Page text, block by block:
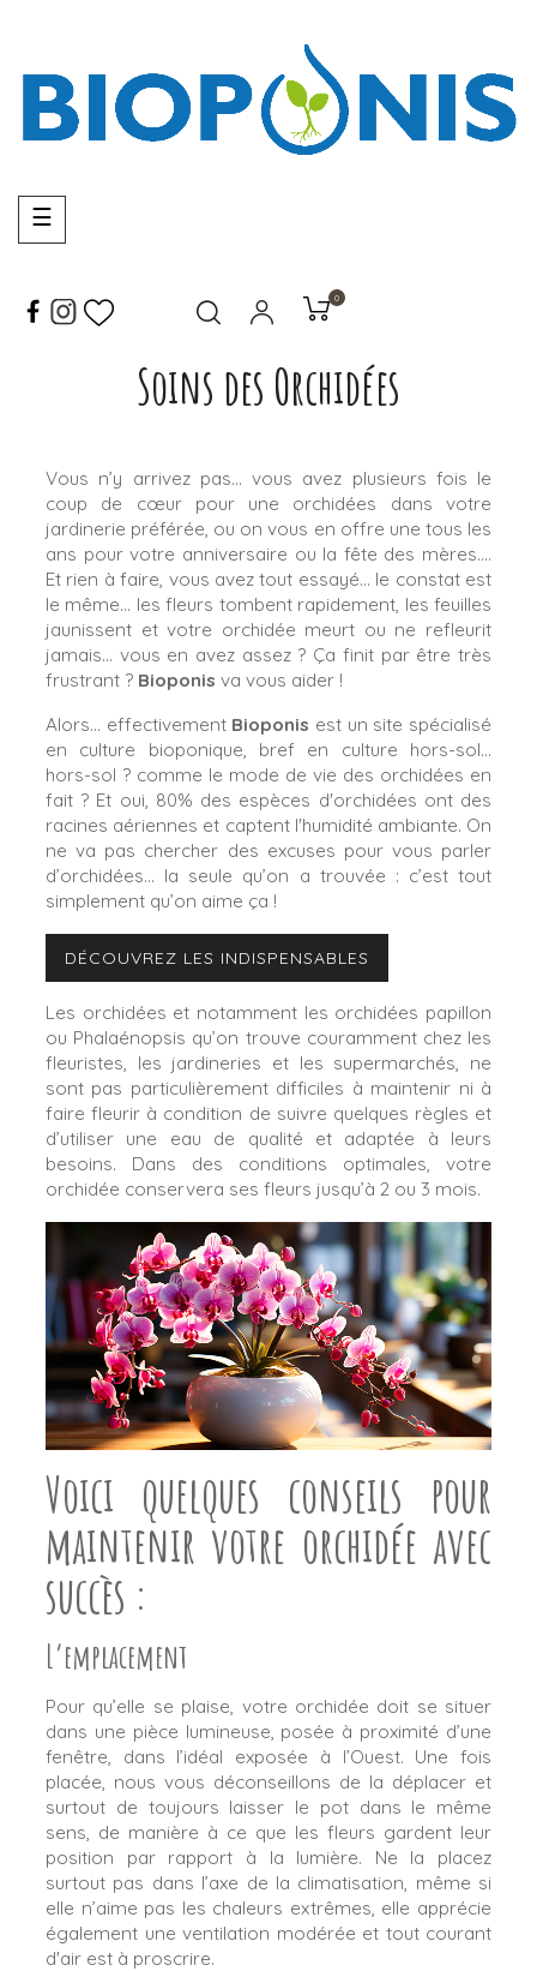
Basculer
la
navigation
☰
0
Soins des Orchidées
Vous n’y arrivez pas… vous avez plusieurs fois le
coup de cœur pour une orchidées dans votre
jardinerie préférée, ou on vous en offre une tous les
ans pour votre anniversaire ou la fête des mères….
Et rien à faire, vous avez tout essayé… le constat est
le même… les fleurs tombent rapidement, les feuilles
jaunissent et votre orchidée meurt ou ne refleurit
jamais… vous en avez assez ? Ça finit par être très
frustrant ? Bioponis va vous aider !
Alors… effectivement Bioponis est un site spécialisé
en culture bioponique, bref en culture hors-sol…
hors-sol ? comme le mode de vie des orchidées en
fait ? Et oui, 80% des espèces d'orchidées ont des
racines aériennes et captent l'humidité ambiante. On
ne va pas chercher des excuses pour vous parler
d’orchidées… la seule qu’on a trouvée : c’est tout
simplement qu’on aime ça !
DÉCOUVREZ LES INDISPENSABLES
Les orchidées et notamment les orchidées papillon
ou Phalaénopsis qu’on trouve couramment chez les
fleuristes, les jardineries et les supermarchés, ne
sont pas particulièrement difficiles à maintenir ni à
faire fleurir à condition de suivre quelques règles et
d’utiliser une eau de qualité et adaptée à leurs
besoins. Dans des conditions optimales, votre
orchidée conservera ses fleurs jusqu’à 2 ou 3 mois.
Voici quelques conseils pour
maintenir votre orchidée avec
succès :
L’emplacement
Pour qu’elle se plaise, votre orchidée doit se situer
dans une pièce lumineuse, posée à proximité d’une
fenêtre, dans l’idéal exposée à l’Ouest. Une fois
placée, nous vous déconseillons de la déplacer et
surtout de toujours laisser le pot dans le même
sens, de manière à ce que les fleurs gardent leur
position par rapport à la lumière. Ne la placez
surtout pas dans l’axe de la climatisation, même si
elle n’aime pas les chaleurs extrêmes, elle apprécie
également une ventilation modérée et tout courant
d'air est à proscrire.